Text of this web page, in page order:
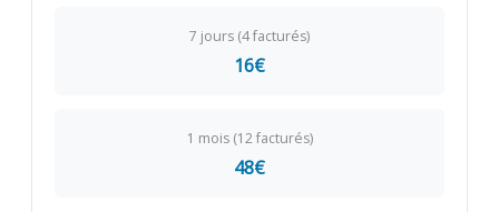
7 jours (4 facturés)
16€
1 mois (12 facturés)
48€